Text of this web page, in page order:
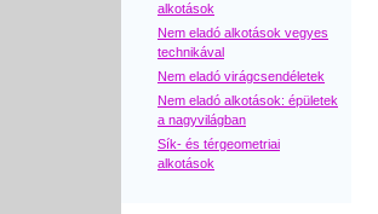
alkotások
Nem eladó alkotások vegyes
technikával
Nem eladó virágcsendéletek
Nem eladó alkotások: épületek
a nagyvilágban
Sík- és térgeometriai
alkotások